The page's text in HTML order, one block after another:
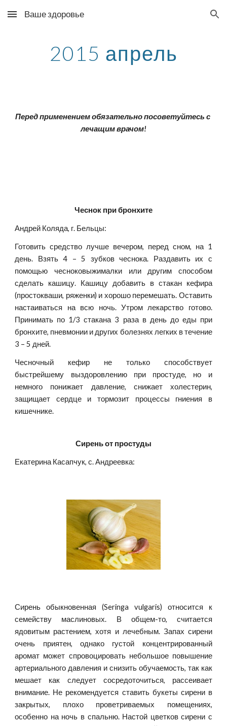
Skip to main content Skip to navigation
Ваше здоровье
2015 апрель
Перед применением обязательно посоветуйтесь с
лечащим врачом!
Чеснок при бронхите
Андрей Коляда, г. Бельцы:
Готовить средство лучше вечером, перед сном, на 1
день. Взять 4 – 5 зубков чеснока. Раздавить их с
помощью чесноковыжималки или другим способом
сделать кашицу. Кашицу добавить в стакан кефира
(простокваши, ряженки) и хорошо перемешать. Оставить
настаиваться на всю ночь. Утром лекарство готово.
Принимать по 1/3 стакана 3 раза в день до еды при
бронхите, пневмонии и других болезнях легких в течение
3 – 5 дней.
Чесночный кефир не только способствует
быстрейшему выздоровлению при простуде, но и
немного понижает давление, снижает холестерин,
защищает сердце и тормозит процессы гниения в
кишечнике.
Сирень от простуды
Екатерина Касапчук, с. Андреевка:
Сирень обыкновенная (Seringa vulgaris) относится к
семейству маслиновых. В общем-то, считается
ядовитым растением, хотя и лечебным. Запах сирени
очень приятен, однако густой концентрированный
аромат может спровоцировать небольшое повышение
артериального давления и снизить обучаемость, так как
мешает как следует сосредоточиться, рассеивает
внимание. Не рекомендуется ставить букеты сирени в
закрытых, плохо проветриваемых помещениях,
особенно на ночь в спальню. Настой цветков сирени с